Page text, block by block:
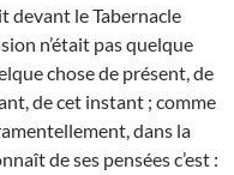
devant le Tabernacle
n’était pas quelque
chose de présent, de
de cet instant ; comme
dans la
de ses pensées c’est :